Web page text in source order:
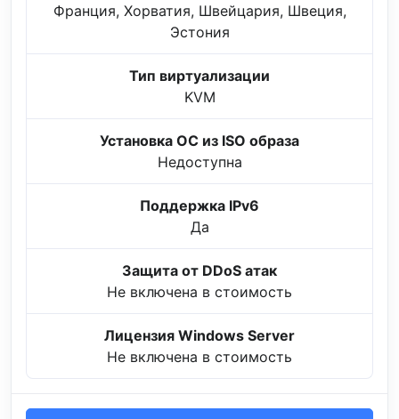
Франция, Хорватия, Швейцария, Швеция,
Эстония
Тип виртуализации
KVM
Установка ОС из ISO образа
Недоступна
Поддержка IPv6
Да
Защита от DDoS атак
Не включена в стоимость
Лицензия Windows Server
Не включена в стоимость